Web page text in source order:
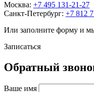
Москва: +7 495 131-21-27
Санкт-Петербург: +7 812
Или заполните форму и
Записаться
Обратный
Ваше имя